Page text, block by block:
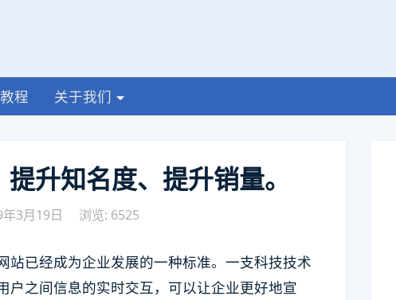
程 关于我们
升知名度、提升销量。
3月19日 浏览: 6525
站已经成为企业发展的一种标准。一支科技技术
户之间信息的实时交互，可以让企业更好地宣